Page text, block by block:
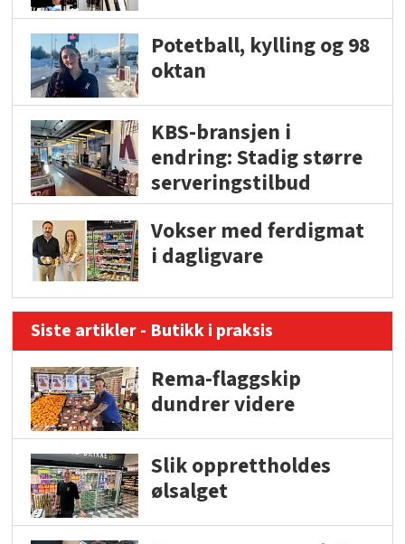
Potetball, kylling og 98
oktan
KBS-bransjen i
endring: Stadig større
serveringstilbud
Vokser med ferdigmat
i dagligvare
Siste artikler - Butikk i praksis
Rema-flaggskip
dundrer videre
Slik opprettholdes
ølsalget